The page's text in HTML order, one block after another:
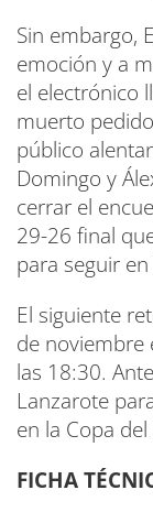
Sin embargo,
emoción y a
el electrónico
muerto
público
Domingo y
cerrar el
29-26 final
para seguir
El siguiente
de noviembre
las 18:30.
Lanzarote
en la Copa del
FICHA